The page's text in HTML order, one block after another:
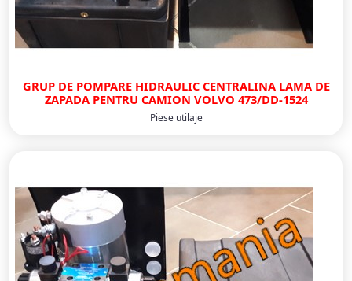
GRUP DE POMPARE HIDRAULIC CENTRALINA LAMA DE
ZAPADA PENTRU CAMION VOLVO 473/DD-1524
Piese utilaje